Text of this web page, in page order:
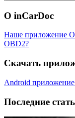
О inCarDoc
Наше приложение
OBD2?
Скачать
Android приложение
Последние